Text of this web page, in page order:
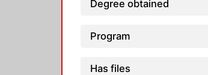
Degree obtained
Program
Has files